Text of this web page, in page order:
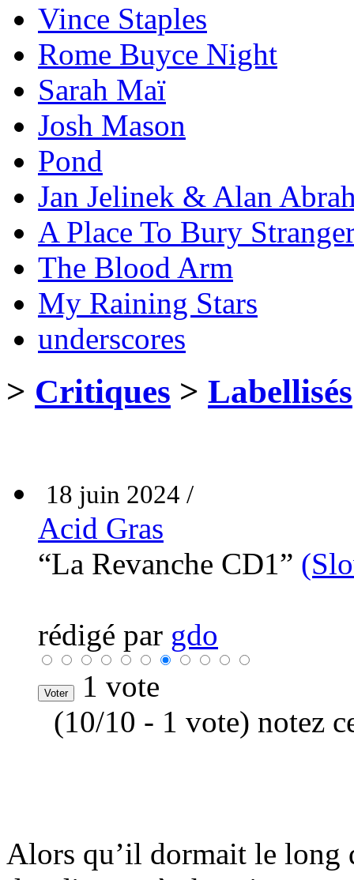
Vince Staples
Rome Buyce Night
Sarah Maï
Josh Mason
Pond
Jan Jelinek & Alan
A Place To Bury
The Blood Arm
My Raining Stars
underscores
> Critiques > Labellisés
18 juin 2024 /
Acid Gras
“La Revanche CD1”
rédigé par gdo
1 vote
(10/10 - 1 vote) notez
Alors qu’il dormait le long